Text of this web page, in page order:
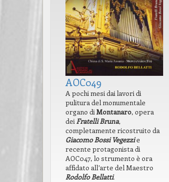
AOC049
A pochi mesi dai lavori di
pulitura del monumentale
organo diMontanaro, opera
deiFratelli Bruna,
completamente ricostruito da
Giacomo Bossi Vegezzie
recente protagonista di
AOC047, lo strumento è ora
affidato all’arte del Maestro
Rodolfo Bellatti.